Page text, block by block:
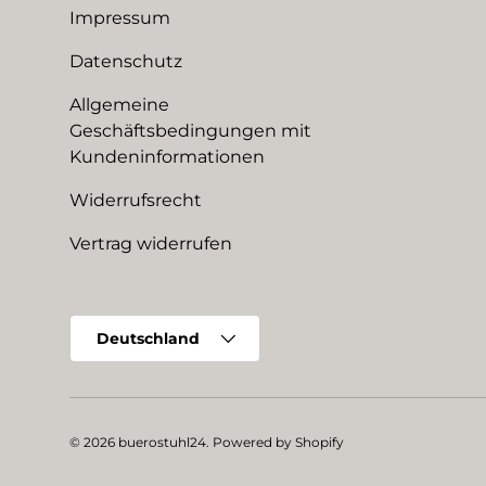
Impressum
Datenschutz
Allgemeine
Geschäftsbedingungen mit
Kundeninformationen
Widerrufsrecht
Vertrag widerrufen
Deutschland
© 2026 buerostuhl24. Powered by Shopify